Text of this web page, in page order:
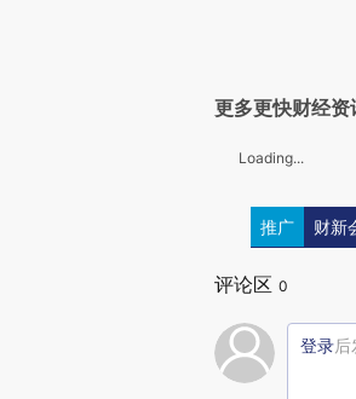
更多更快财经资
Loading...
推广 财新
评论区 0
登录